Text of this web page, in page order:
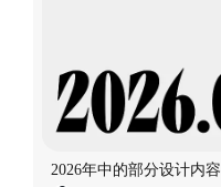
2026年中的部分设计内容